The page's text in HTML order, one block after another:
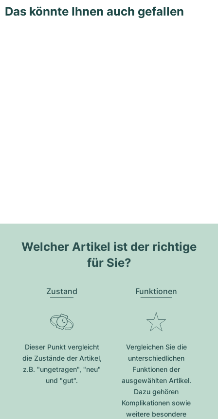
Das könnte Ihnen auch gefallen
Welcher Artikel ist der richtige
für Sie?
Zustand
Dieser Punkt vergleicht
die Zustände der Artikel,
z.B. "ungetragen", "neu"
und "gut".
Funktionen
Vergleichen Sie die
unterschiedlichen
Funktionen der
ausgewählten Artikel.
Dazu gehören
Komplikationen sowie
weitere besondere